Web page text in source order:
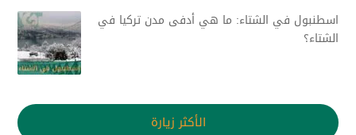
اسطنبول في الشتاء: ما هي أدفى مدن تركيا في
الشتاء؟
الأكثر زيارة